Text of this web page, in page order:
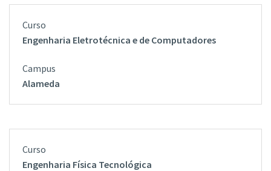
Engenharia Eletrotécnica e de Computadores
Alameda
Engenharia Física Tecnológica